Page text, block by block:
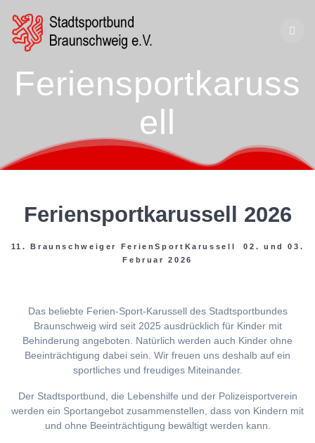
Feriensportkaruss
ell
Feriensportkarussell 2026
11. Braunschweiger FerienSportKarussell 02. und 03.
Februar 2026
Das beliebte Ferien-Sport-Karussell des Stadtsportbundes
Braunschweig wird seit 2025 ausdrücklich für Kinder mit
Behinderung angeboten. Natürlich werden auch Kinder ohne
Beeinträchtigung dabei sein. Wir freuen uns deshalb auf ein
sportliches und freudiges Miteinander.
Der Stadtsportbund, die Lebenshilfe und der Polizeisportverein
werden ein Sportangebot zusammenstellen, dass von Kindern mit
und ohne Beeinträchtigung bewältigt werden kann.